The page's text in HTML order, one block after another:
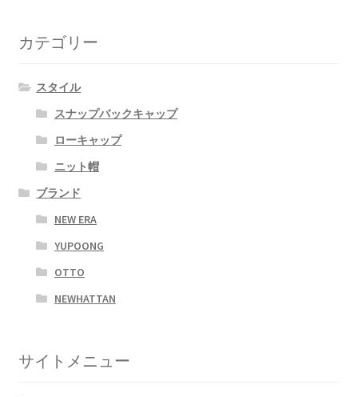
カテゴリー
スタイル
スナップバックキャップ
ローキャップ
ニット帽
ブランド
NEW ERA
YUPOONG
OTTO
NEWHATTAN
サイトメニュー